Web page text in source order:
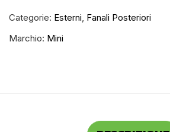
Categorie: Esterni Fanali Posteriori
Marchio: Mini